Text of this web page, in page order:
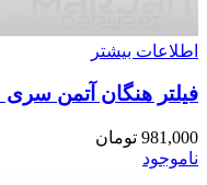
اطلاعات بیشتر
فیلتر هنگان آتمن سری HF مدل HF-0300
981,000 تومان
ناموجود